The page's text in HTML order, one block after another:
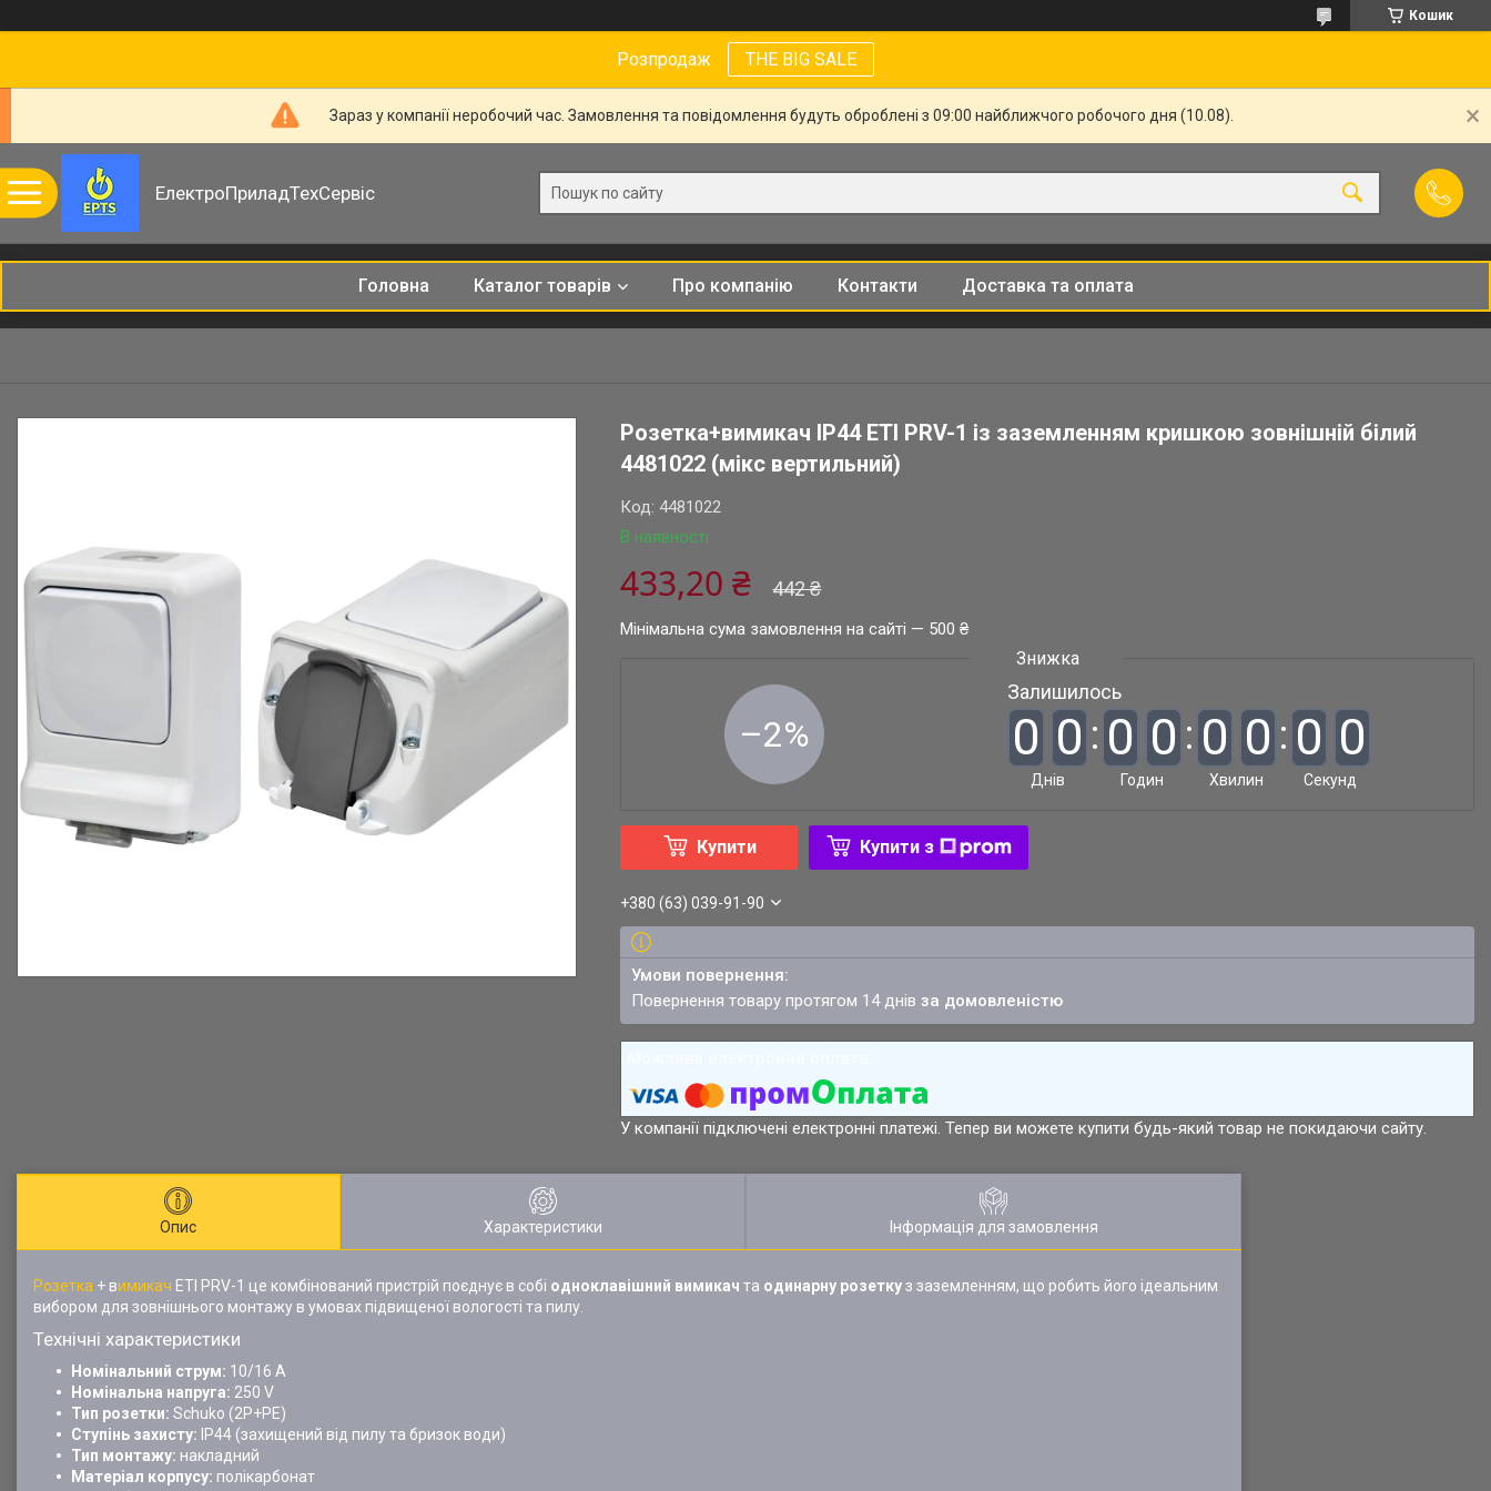
Кошик
Розпродаж THE BIG SALE
Зараз у компанії неробочий час. Замовлення та повідомлення будуть оброблені з 09:00 найближчого робочого дня (10.08).
ЕлектроПриладТехСервіс
Головна Каталог товарів Про компанію Контакти Доставка та оплата
Розетка+вимикач IP44 ETI PRV-1 із заземленням кришкою зовнішній білий
4481022 (мікс вертильний)
В наявності
Код:4481022
442 ₴
433,20 ₴
Мінімальна сума замовлення на сайті — 500 ₴
–2%
Залишилось
0 0
Днів
0 0
Годин
0 0
Хвилин
0 0
Секунд
Купити Купити з
+380 (63) 039-91-90
повернення товару протягом 14 днівза домовленістю
У компанії підключені електронні платежі. Тепер ви можете купити будь-який товар не покидаючи сайту.
Опис Характеристики Інформація для замовлення
Розетка + вимикач ETI PRV-1 це комбінований пристрій поєднує в собі одноклавішний вимикач та одинарну розеткуз заземленням, що робить його ідеальним
вибором для зовнішнього монтажу в умовах підвищеної вологості та пилу.
Технічні характеристики
Номінальний струм: 10/16 A
Номінальна напруга: 250 V
Тип розетки: Schuko (2P+PE)
Ступінь захисту: IP44 (захищений від пилу та бризок води)
Тип монтажу: накладний
Матеріал корпусу: полікарбонат